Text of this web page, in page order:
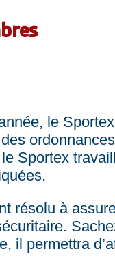
le
Sportex
résolu à
il permettra